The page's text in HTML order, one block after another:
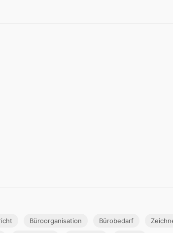
Büroorganisation Bürobedarf